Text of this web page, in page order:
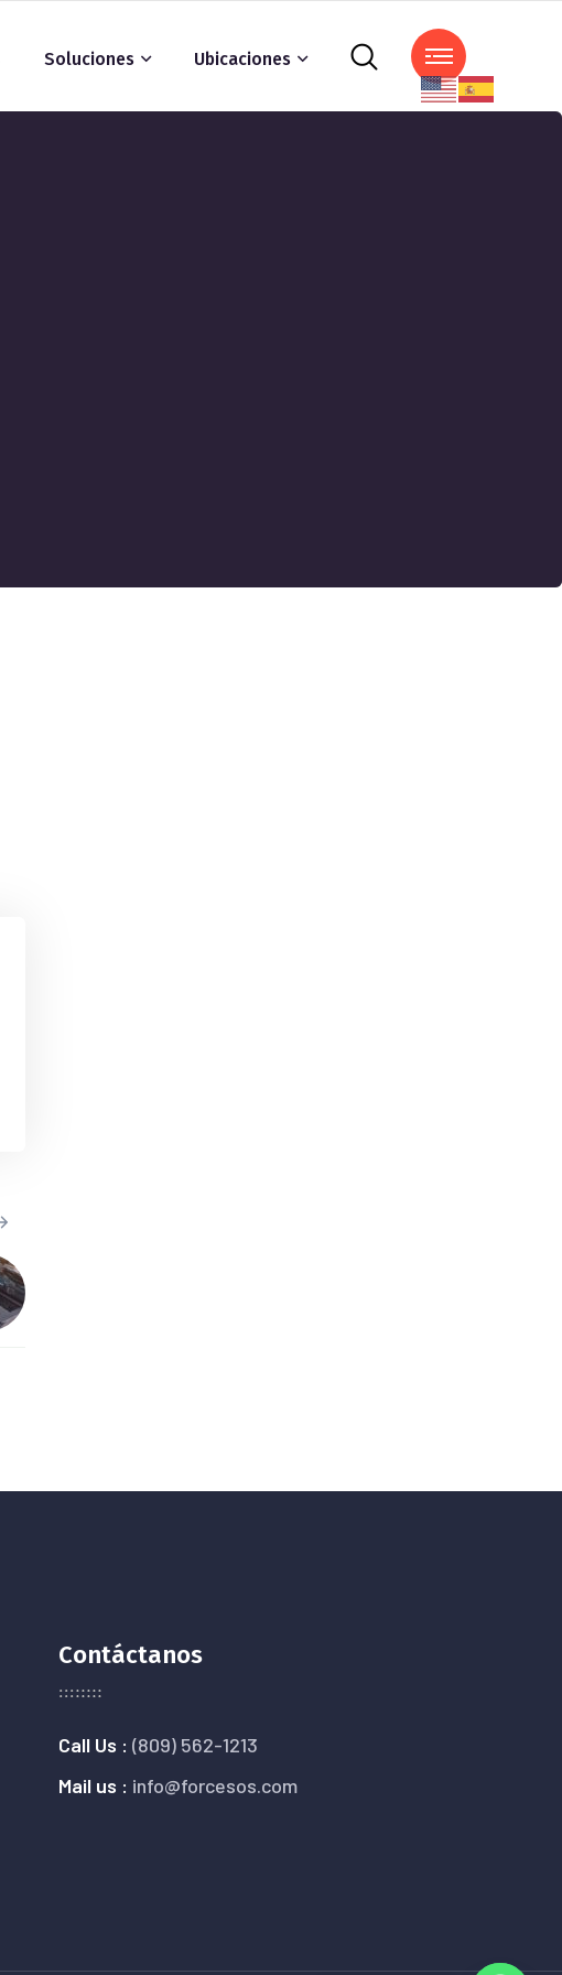
Soluciones Ubicaciones
Contáctanos
Call Us : (809) 562-1213
Mail us : info@forcesos.com